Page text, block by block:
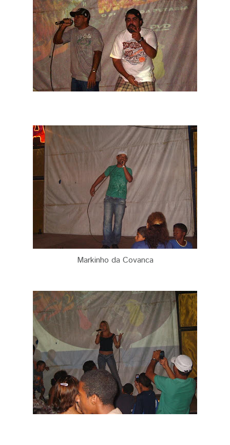
Markinho da Covanca